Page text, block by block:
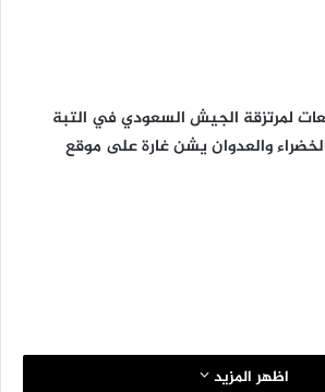
لمرتزقة الجيش السعودي في التبة
والعدوان يشن غارة على موقع
اظهر المزيد